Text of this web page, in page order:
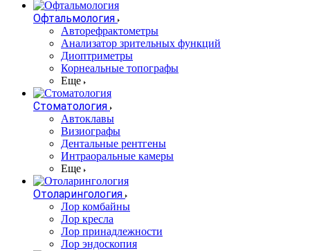
Офтальмология
Авторефрактометры
Анализатор зрительных функций
Диоптриметры
Корнеальные топографы
Еще
Стоматология
Автоклавы
Визиографы
Дентальные рентгены
Интраоральные камеры
Еще
Отоларингология
Лор комбайны
Лор кресла
Лор принадлежности
Лор эндоскопия